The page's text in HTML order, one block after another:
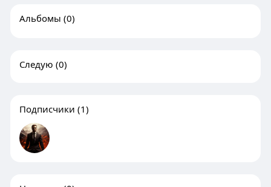
Альбомы (0)
Следую (0)
Подписчики (1)